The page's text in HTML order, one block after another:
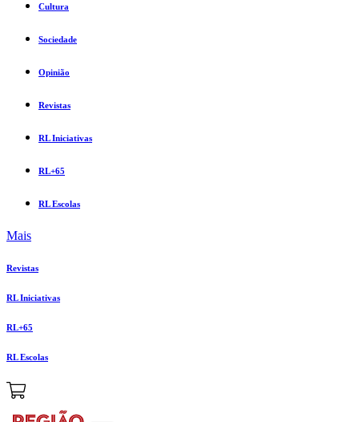
Cultura
Sociedade
Opinião
Revistas
RL Iniciativas
RL+65
RL Escolas
Mais
Revistas
RL Iniciativas
RL+65
RL Escolas